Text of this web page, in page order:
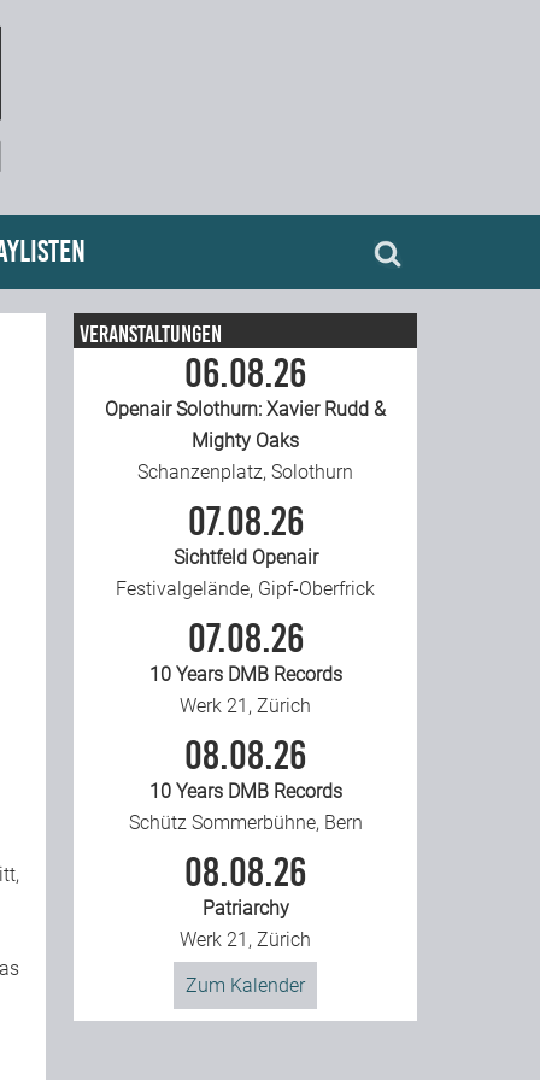
Veranstaltungen
06.08.26
Openair Solothurn: Xavier Rudd &
Mighty Oaks
Schanzenplatz, Solothurn
07.08.26
Sichtfeld Openair
Festivalgelände, Gipf-Oberfrick
07.08.26
10 Years DMB Records
Werk 21, Zürich
08.08.26
10 Years DMB Records
Schütz Sommerbühne, Bern
08.08.26
Patriarchy
Werk 21, Zürich
Zum Kalender